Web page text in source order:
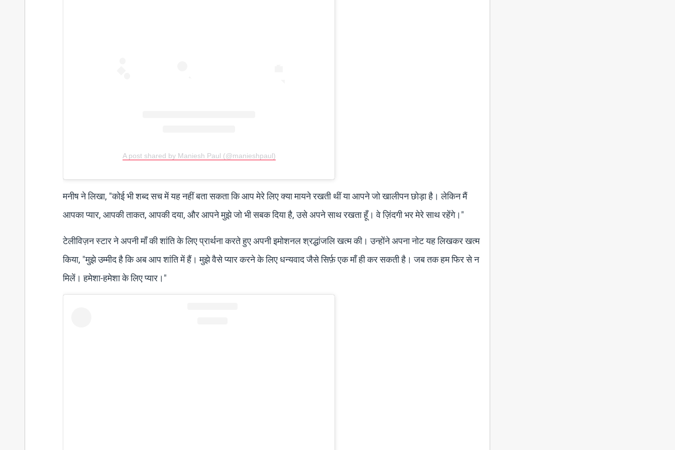
A post shared by Maniesh Paul (@manieshpaul)
मनीष ने लिखा, "कोई भी शब्द सच में यह नहीं बता सकता कि आप मेरे लिए क्या मायने रखती थीं या आपने जो खालीपन छोड़ा है। लेकिन मैं
आपका प्यार, आपकी ताकत, आपकी दया, और आपने मुझे जो भी सबक दिया है, उसे अपने साथ रखता हूँ। वे ज़िंदगी भर मेरे साथ रहेंगे।"
टेलीविज़न स्टार ने अपनी माँ की शांति के लिए प्रार्थना करते हुए अपनी इमोशनल श्रद्धांजलि खत्म की। उन्होंने अपना नोट यह लिखकर खत्म
किया, "मुझे उम्मीद है कि अब आप शांति में हैं। मुझे वैसे प्यार करने के लिए धन्यवाद जैसे सिर्फ़ एक माँ ही कर सकती है। जब तक हम फिर से न
मिलें। हमेशा-हमेशा के लिए प्यार।"